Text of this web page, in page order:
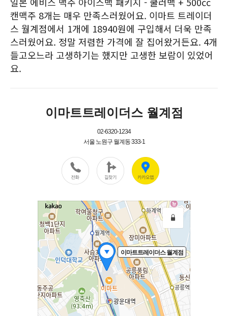
캔맥주 8개는 매우 만족스러웠어요. 이마트 트레이더
스 월계점에서 1개에 18940원에 구입해서 더욱 만족
스러웠어요. 정말 저렴한 가격에 잘 집어왔거든요. 4개
들고오느라 고생하기는 했지만 고생한 보람이 있었어
요.